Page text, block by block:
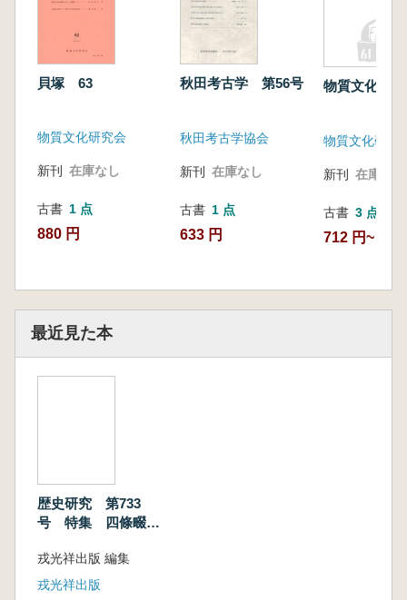
貝塚 63
物質文化研究会
新刊 在庫なし
古書 1 点
880 円
秋田考古学 第56号
秋田考古学協会
新刊 在庫なし
古書 1 点
633 円
物質文化 56
物質文化研究
新刊 在庫なし
古書 3 点
712 円~
最近見た本
歴史研究 第733
号 特集 四條畷の
北朝と南朝の激戦
戎光祥出版 編集
戎光祥出版